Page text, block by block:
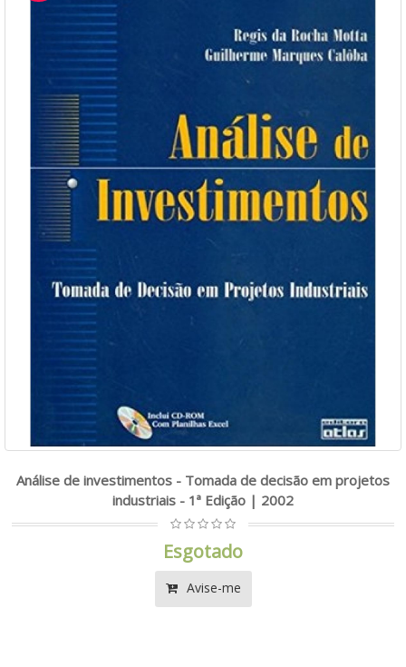
Análise de investimentos - Tomada de decisão em projetos
industriais - 1ª Edição | 2002
Esgotado
Avise-me